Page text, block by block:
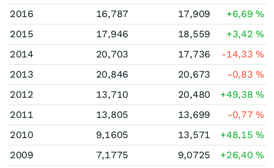
2016
16,787 17,909 +6,69%
2015
17,946 18,559 +3,42%
2014
20,703 17,736 -14,33%
2013
20,846 20,673 -0,83%
2012
13,710 20,480 +49,38%
2011
13,805 13,699 -0,77%
2010
9,1605 13,571 +48,15%
2009
7,1775 9,0725 +26,40%